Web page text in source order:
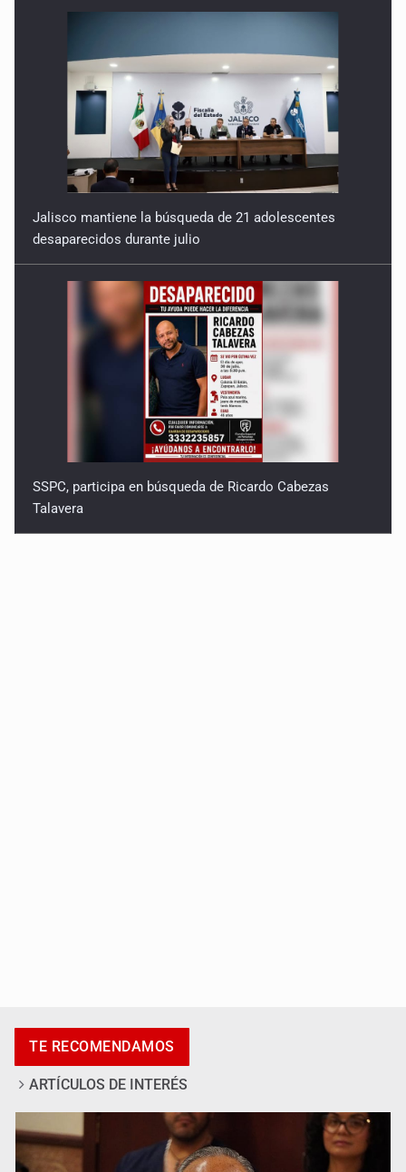
Jalisco mantiene la búsqueda de 21 adolescentes
desaparecidos durante julio
SSPC, participa en búsqueda de Ricardo Cabezas
Talavera
Castro
TE RECOMENDAMOS
ARTÍCULOS DE INTERÉS